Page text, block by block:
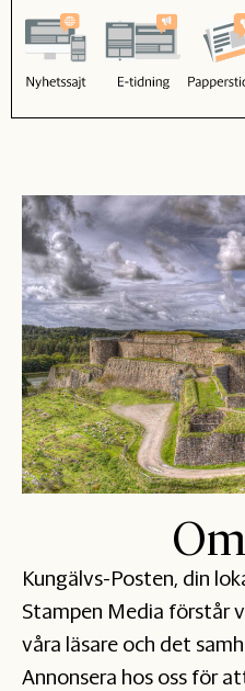
Kungälvs-Posten, din
Stampen Media förstår
våra läsare och det
Annonsera hos oss för